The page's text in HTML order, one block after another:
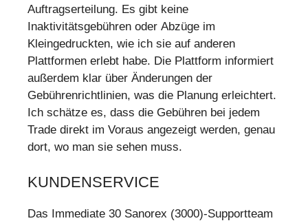
Auftragserteilung. Es gibt keine
Inaktivitätsgebühren oder Abzüge im
Kleingedruckten, wie ich sie auf anderen
Plattformen erlebt habe. Die Plattform informiert
außerdem klar über Änderungen der
Gebührenrichtlinien, was die Planung erleichtert.
Ich schätze es, dass die Gebühren bei jedem
Trade direkt im Voraus angezeigt werden, genau
dort, wo man sie sehen muss.
KUNDENSERVICE
Das Immediate 30 Sanorex (3000)-Supportteam